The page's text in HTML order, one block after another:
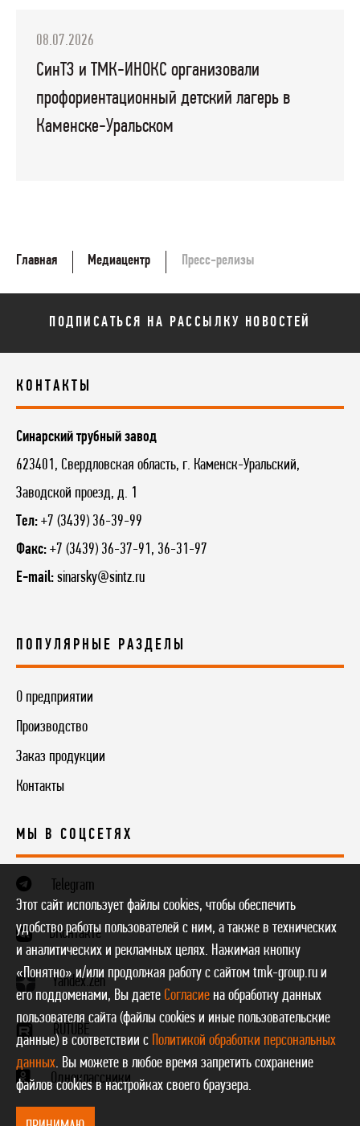
08.07.2026
СинТЗ и ТМК-ИНОКС организовали
профориентационный детский лагерь в
Каменске-Уральском
Главная Медиацентр Пресс-релизы
ПОДПИСАТЬСЯ НА РАССЫЛКУ НОВОСТЕЙ
КОНТАКТЫ
Синарский трубный завод
623401, Свердловская область, г. Каменск-Уральский,
Заводской проезд, д. 1
Тел: +7 (3439) 36-39-99
Факс: +7 (3439) 36-37-91, 36-31-97
E-mail: sinarsky@sintz.ru
ПОПУЛЯРНЫЕ РАЗДЕЛЫ
О предприятии
Производство
Заказ продукции
Контакты
МЫ В СОЦСЕТЯХ
Telegram
ВКонтакте
Yandex.Zen
RUTUBE
Одноклассники
Этот сайт использует файлы cookies, чтобы обеспечить
удобство работы пользователей с ним, а также в технических
и аналитических и рекламных целях. Нажимая кнопку
«Понятно» и/или продолжая работу с сайтом tmk-group.ru и
его поддоменами, Вы даете Согласие на обработку данных
пользователя сайта (файлы cookies и иные пользовательские
данные) в соответствии с Политикой обработки персональных
данных. Вы можете в любое время запретить сохранение
файлов cookies в настройках своего браузера.